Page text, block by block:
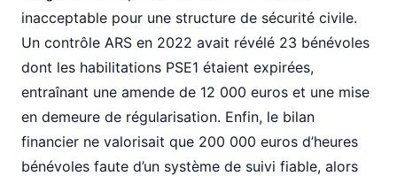
inacceptable pour une structure de sécurité civile.
Un contrôle ARS en 2022 avait révélé 23 bénévoles
dont les habilitations PSE1 étaient expirées,
entraînant une amende de 12 000 euros et une mise
en demeure de régularisation. Enfin, le bilan
financier ne valorisait que 200 000 euros d’heures
bénévoles faute d’un système de suivi fiable, alors